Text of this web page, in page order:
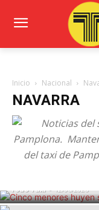
Inicio Nacional
NAVARRA
Cinco
servicio de
Todo Taxi - 12/06/2026